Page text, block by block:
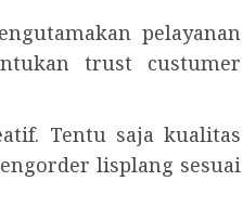
pelayanan
trust custumer
Tentu saja kualitas
lisplang sesuai